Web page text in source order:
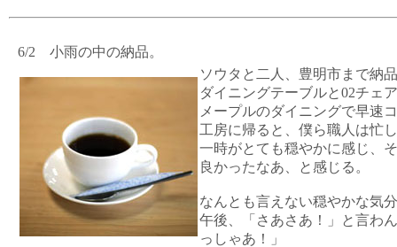
6/2 小雨の中の納品。
ソウタと二人、豊明市まで納
ダイニングテーブルと02チェ
メープルのダイニングで早速
工房に帰ると、僕ら職人は忙
一時がとても穏やかに感じ、
良かったなあ、と感じる。
なんとも言えない穏やかな気
午後、「さあさあ！」と言わ
っしゃあ！」